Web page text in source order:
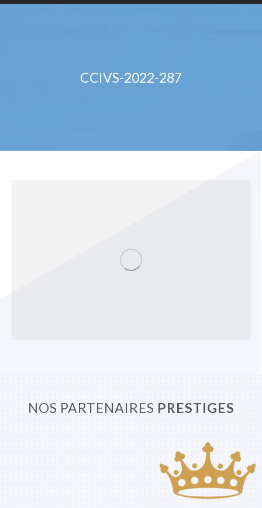
CCIVS-2022-287
NOS PARTENAIRES PRESTIGES